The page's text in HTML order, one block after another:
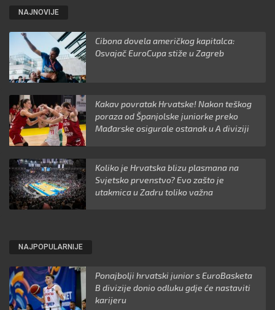
NAJNOVIJE
Cibona dovela američkog kapitalca:
Osvajač EuroCupa stiže u Zagreb
Kakav povratak Hrvatske! Nakon teškog
poraza od Španjolske juniorke preko
Mađarske osigurale ostanak u A diviziji
Koliko je Hrvatska blizu plasmana na
Svjetsko prvenstvo? Evo zašto je
utakmica u Zadru toliko važna
NAJPOPULARNIJE
Ponajbolji hrvatski junior s EuroBasketa
B divizije donio odluku gdje će nastaviti
karijeru